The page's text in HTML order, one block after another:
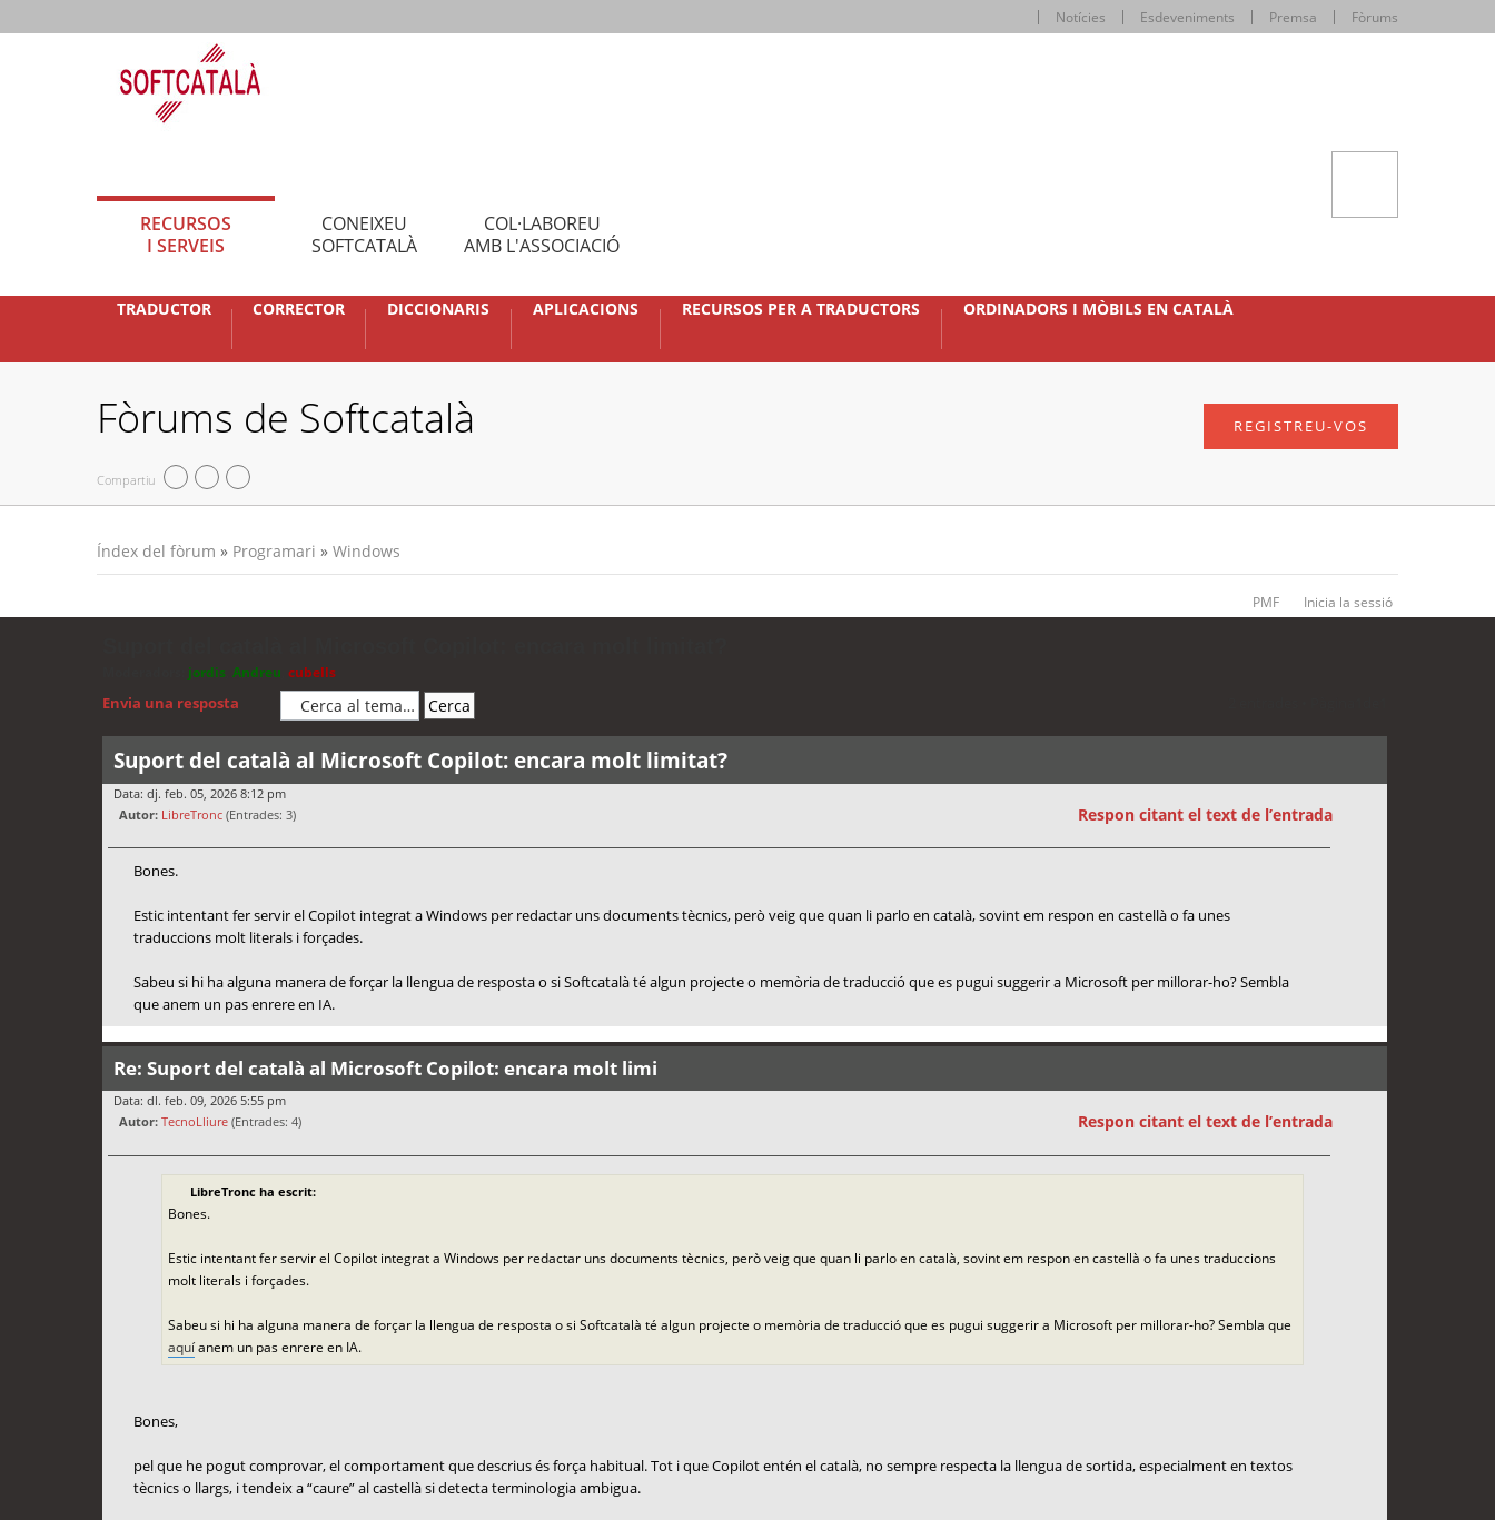
Notícies Esdeveniments Premsa Fòrums
RECURSOS
I SERVEIS
CONEIXEU
SOFTCATALÀ
COL·LABOREU
AMB L'ASSOCIACIÓ
TRADUCTOR CORRECTOR DICCIONARIS APLICACIONS RECURSOS PER A TRADUCTORS ORDINADORS I MÒBILS EN CATALÀ
Fòrums de Softcatalà
Compartiu
REGISTREU-VOS
Índex del fòrum » Programari » Windows
PMF Inicia la sessió
jordis Andreu cubells
Envia una resposta
Suport del català al Microsoft Copilot: encara molt limitat?
Data: dj. feb. 05, 2026 8:12 pm
Autor: LibreTronc (Entrades: 3) Respon citant el text de l’entrada
Bones.
Estic intentant fer servir el Copilot integrat a Windows per redactar uns documents tècnics, però veig que quan li parlo en català, sovint em respon en castellà o fa unes
traduccions molt literals i forçades.
Sabeu si hi ha alguna manera de forçar la llengua de resposta o si Softcatalà té algun projecte o memòria de traducció que es pugui suggerir a Microsoft per millorar-ho? Sembla
que anem un pas enrere en IA.
Re: Suport del català al Microsoft Copilot: encara molt limi
Data: dl. feb. 09, 2026 5:55 pm
Autor: TecnoLliure (Entrades: 4) Respon citant el text de l’entrada
LibreTronc ha escrit:
Bones.
Estic intentant fer servir el Copilot integrat a Windows per redactar uns documents tècnics, però veig que quan li parlo en català, sovint em respon en castellà o fa unes traduccions
molt literals i forçades.
Sabeu si hi ha alguna manera de forçar la llengua de resposta o si Softcatalà té algun projecte o memòria de traducció que es pugui suggerir a Microsoft per millorar-ho? Sembla que
aquíanem un pas enrere en IA.
Bones,
pel que he pogut comprovar, el comportament que descrius és força habitual. Tot i que Copilot entén el català, no sempre respecta la llengua de sortida, especialment en textos
tècnics o llargs, i tendeix a “caure” al castellà si detecta terminologia ambigua.